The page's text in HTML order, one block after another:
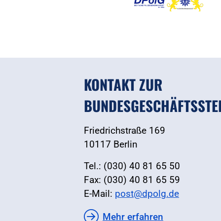
KONTAKT ZUR
Friedrichstraße 169
10117 Berlin
Tel.: (030) 40 81 65 50
Fax: (030) 40 81 65 59
E-Mail: post@dpolg.de
Mehr erfahren